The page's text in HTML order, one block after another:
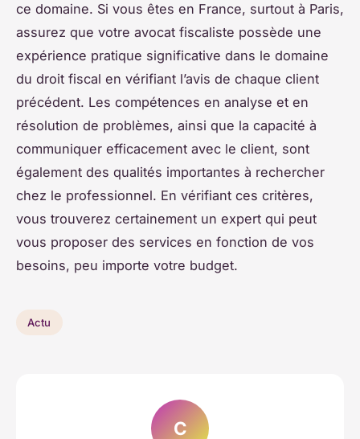
ce domaine. Si vous êtes en France, surtout à Paris,
assurez que votre avocat fiscaliste possède une
expérience pratique significative dans le domaine
du droit fiscal en vérifiant l’avis de chaque client
précédent. Les compétences en analyse et en
résolution de problèmes, ainsi que la capacité à
communiquer efficacement avec le client, sont
également des qualités importantes à rechercher
chez le professionnel. En vérifiant ces critères,
vous trouverez certainement un expert qui peut
vous proposer des services en fonction de vos
besoins, peu importe votre budget.
Actu
C